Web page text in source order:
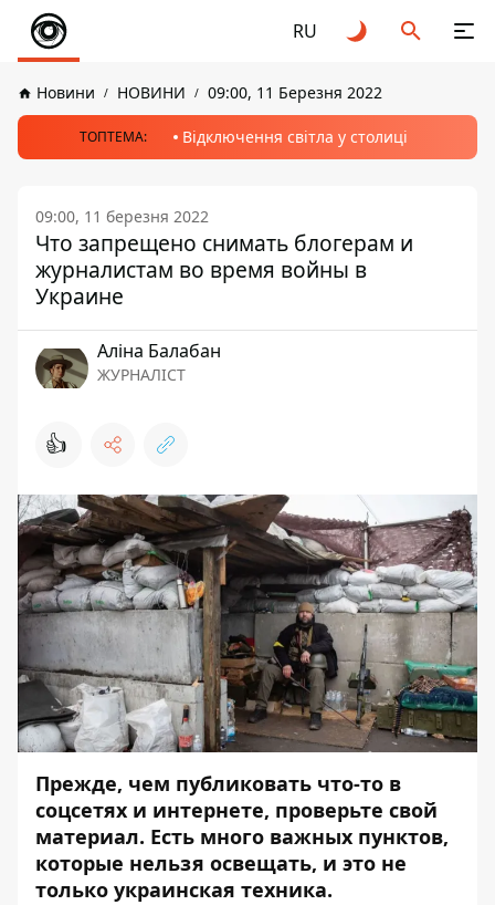
RU
Новини НОВИНИ 09:00, 11 Березня 2022
ТОПТЕМА: Відключення світла у столиці
09:00, 11 березня 2022
Что запрещено снимать блогерам и
журналистам во время войны в
Украине
Аліна Балабан
ЖУРНАЛІСТ
👍
Прежде, чем публиковать что-то в
соцсетях и интернете, проверьте свой
материал. Есть много важных пунктов,
которые нельзя освещать, и это не
только украинская техника.